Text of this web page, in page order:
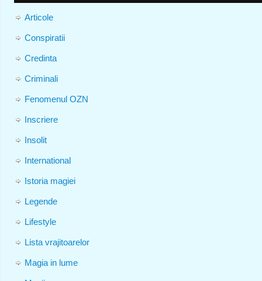
Articole
Conspiratii
Credinta
Criminali
Fenomenul OZN
Inscriere
Insolit
International
Istoria magiei
Legende
Lifestyle
Lista vrajitoarelor
Magia in lume